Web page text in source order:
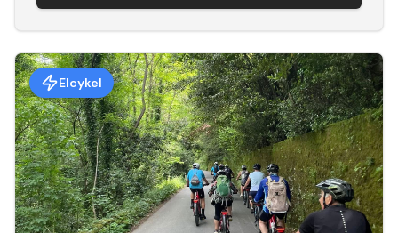
Elcykel